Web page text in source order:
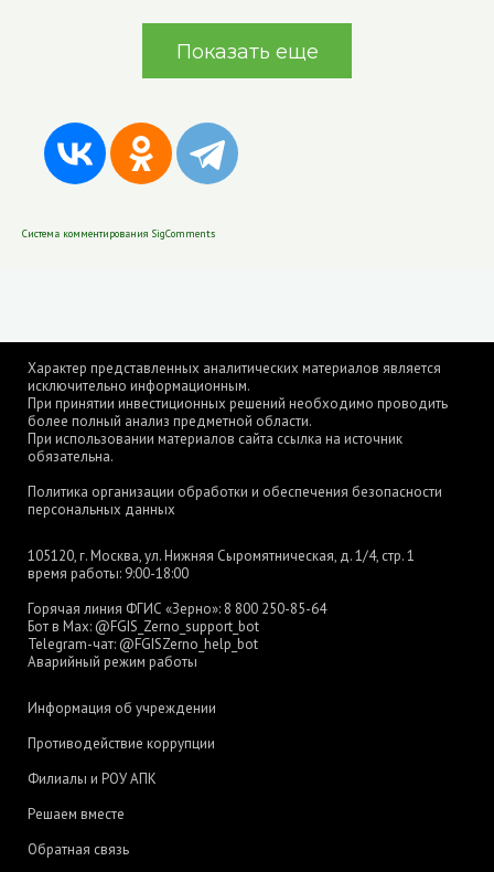
Показать еще
Система комментирования SigComments
Характер представленных аналитических материалов является
исключительно информационным.
При принятии инвестиционных решений необходимо проводить
более полный анализ предметной области.
При использовании материалов сайта ссылка на источник
обязательна.
Политика организации обработки и обеспечения безопасности
персональных данных
105120, г. Москва, ул. Нижняя Сыромятническая, д. 1/4, стр. 1
время работы: 9:00-18:00
Горячая линия ФГИС «Зерно»: 8 800 250-85-64
Бот в Max: @FGIS_Zerno_support_bot
Telegram-чат: @FGISZerno_help_bot
Аварийный режим работы
Информация об учреждении
Противодействие коррупции
Филиалы и РОУ АПК
Решаем вместе
Обратная связь